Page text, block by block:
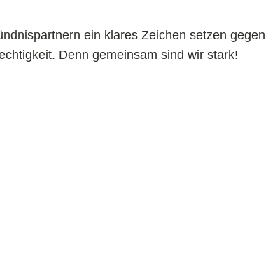
ein klares Zeichen setzen gegen
Denn gemeinsam sind wir stark!